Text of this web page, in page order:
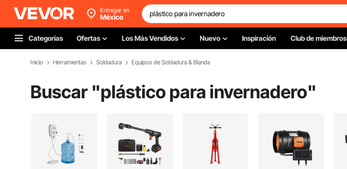
Entregar en
México
Categorías Ofertas Los Más Vendidos Nuevo Inspiración Club de miembros
Inicio Herramientas Soldadura Equipos de Soldadura & Blanda
Buscar "plástico para invernadero"